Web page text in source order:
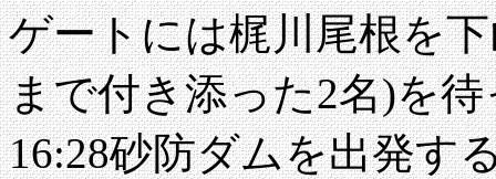
ゲートには梶川尾根を
まで付き添った2名)を
16:28砂防ダムを出発す